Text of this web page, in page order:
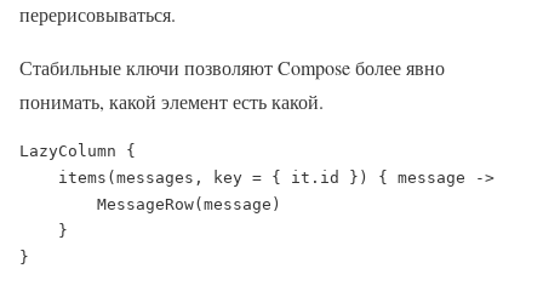
перерисовываться.
Стабильные ключи позволяют Compose более явно
понимать, какой элемент есть какой.
LazyColumn {
}